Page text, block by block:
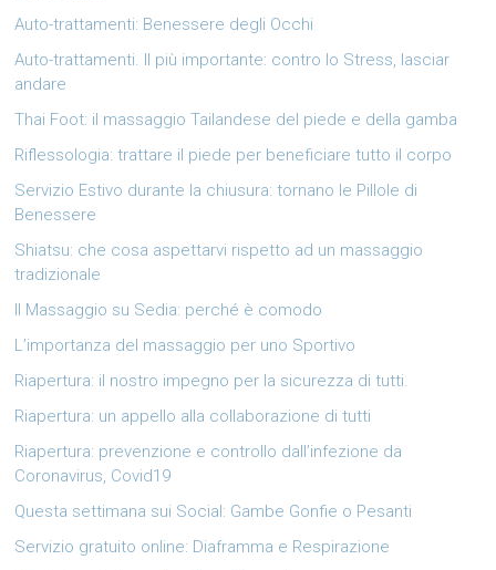
Auto-trattamenti: Benessere degli Occhi
Auto-trattamenti. Il più importante: contro lo Stress, lasciar
andare
Thai Foot: il massaggio Tailandese del piede e della gamba
Riflessologia: trattare il piede per beneficiare tutto il corpo
Servizio Estivo durante la chiusura: tornano le Pillole di
Benessere
Shiatsu: che cosa aspettarvi rispetto ad un massaggio
tradizionale
Il Massaggio su Sedia: perché è comodo
L’importanza del massaggio per uno Sportivo
Riapertura: il nostro impegno per la sicurezza di tutti.
Riapertura: un appello alla collaborazione di tutti
Riapertura: prevenzione e controllo dall’infezione da
Coronavirus, Covid19
Questa settimana sui Social: Gambe Gonfie o Pesanti
Servizio gratuito online: Diaframma e Respirazione